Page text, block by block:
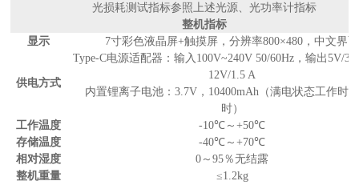
光损耗测试指标参照上述光源、光功率计指标
整机指标
显示
7寸彩色液晶屏+触摸屏，分辨率800×480 ，中文界面
供电方式
Type-C电源适配器：输入 100V~240V 50/60Hz ，输出5V/
12V/1.5 A
内置锂离子电池：3.7V ， 10400mAh （满电状态工作时
时）
工作温度
-10℃～+50℃
存储温度
-40℃～+70℃
相对湿度
0 ～95％无结露
整机重量
≤1.2kg